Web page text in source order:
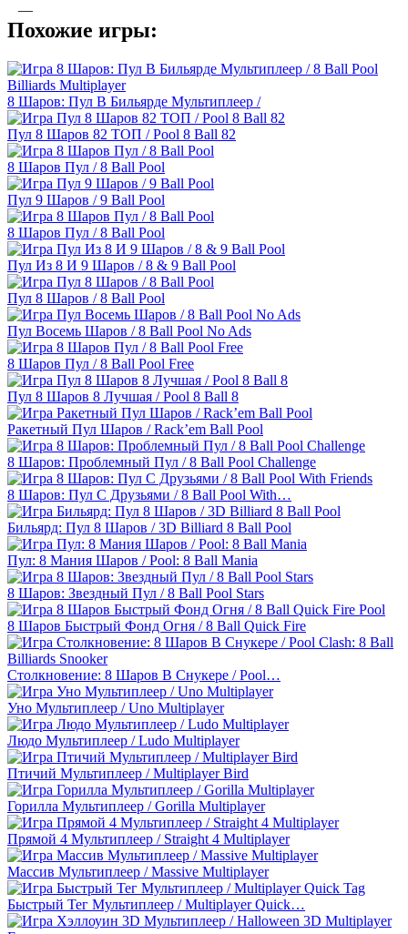
—
Похожие игры:
8 Шаров: Пул В Бильярде Мультиплеер /
Пул 8 Шаров 82 ТОП / Pool 8 Ball 82
8 Шаров Пул / 8 Ball Pool
Пул 9 Шаров / 9 Ball Pool
8 Шаров Пул / 8 Ball Pool
Пул Из 8 И 9 Шаров / 8 & 9 Ball Pool
Пул 8 Шаров / 8 Ball Pool
Пул Восемь Шаров / 8 Ball Pool No Ads
8 Шаров Пул / 8 Ball Pool Free
Пул 8 Шаров 8 Лучшая / Pool 8 Ball 8
Ракетный Пул Шаров / Rack’em Ball Pool
8 Шаров: Проблемный Пул / 8 Ball Pool Challenge
8 Шаров: Пул С Друзьями / 8 Ball Pool With…
Бильярд: Пул 8 Шаров / 3D Billiard 8 Ball Pool
Пул: 8 Мания Шаров / Pool: 8 Ball Mania
8 Шаров: Звездный Пул / 8 Ball Pool Stars
8 Шаров Быстрый Фонд Огня / 8 Ball Quick Fire
Столкновение: 8 Шаров В Снукере / Pool…
Уно Мультиплеер / Uno Multiplayer
Людо Мультиплеер / Ludo Multiplayer
Птичий Мультиплеер / Multiplayer Bird
Горилла Мультиплеер / Gorilla Multiplayer
Прямой 4 Мультиплеер / Straight 4 Multiplayer
Массив Мультиплеер / Massive Multiplayer
Быстрый Тег Мультиплеер / Multiplayer Quick…